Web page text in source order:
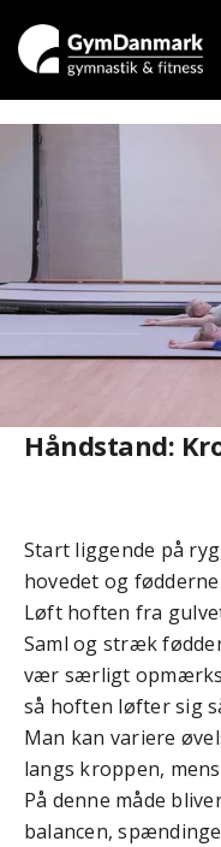
Håndstand:
Start liggende på
hovedet og
Løft hoften fra
Saml og stræk
vær særligt
så hoften løfter sig
Man kan variere
langs kroppen,
På denne måde
balancen,